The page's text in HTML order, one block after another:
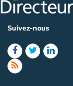
Suivez-nous